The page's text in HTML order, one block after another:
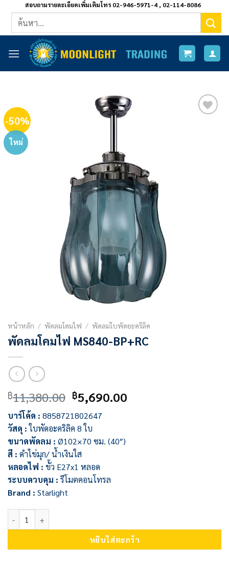
สอบถามรายละเอียดเพิ่มเติมโทร 02-946-5971-4 , 02-114-8086
ค้นหา:
-50%
ใหม่
หน้าหลัก / พัดลมโคมไฟ / พัดลมใบพัดอะคริลิค
พัดลมโคมไฟ MS840-BP+RC
฿11,380.00 Original
price
was:
฿11,380.00.
฿5,690.00
บาร์โค้ด : 8858721802647
วัสดุ :ใบพัดอะคริลิค 8 ใบ
ขนาดพัดลม : Ø102×70 ซม. (40″)
สี : ดำไข่มุก/ น้ำเงินใส
หลอดไฟ : ขั้ว E27x1 หลอด
ระบบควบคุม :รีโมตคอนโทรล
Brand : Starlight
หยิบใส่ตะกร้า